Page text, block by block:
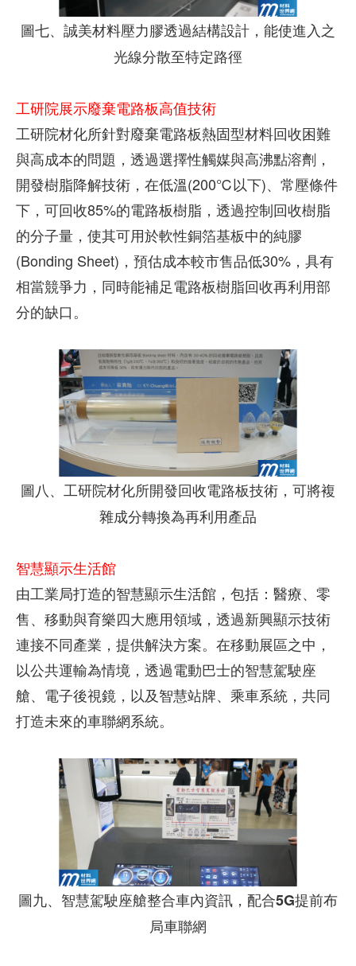
圖七、誠美材料壓力膠透過結構設計，能使進入之
光線分散至特定路徑
工研院展示廢棄電路板高值技術
工研院材化所針對廢棄電路板熱固型材料回收困難
與高成本的問題，透過選擇性觸媒與高沸點溶劑，
開發樹脂降解技術，在低溫(200℃以下)、常壓條件
下，可回收85%的電路板樹脂，透過控制回收樹脂
的分子量，使其可用於軟性銅箔基板中的純膠
(Bonding Sheet)，預估成本較市售品低30%，具有
相當競爭力，同時能補足電路板樹脂回收再利用部
分的缺口。
圖八、工研院材化所開發回收電路板技術，可將複
雜成分轉換為再利用產品
智慧顯示生活館
由工業局打造的智慧顯示生活館，包括：醫療、零
售、移動與育樂四大應用領域，透過新興顯示技術
連接不同產業，提供解決方案。在移動展區之中，
以公共運輸為情境，透過電動巴士的智慧駕駛座
艙、電子後視鏡，以及智慧站牌、乘車系統，共同
打造未來的車聯網系統。
圖九、智慧駕駛座艙整合車內資訊，配合5G提前布
局車聯網